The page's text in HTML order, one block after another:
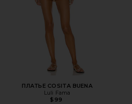
ПЛАТЬЕ COSITA BUENA
Luli Fama
$99